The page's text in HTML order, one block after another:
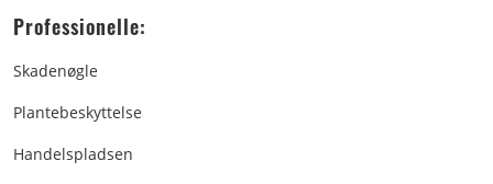
Professionelle:
Skadenøgle
Plantebeskyttelse
Handelspladsen